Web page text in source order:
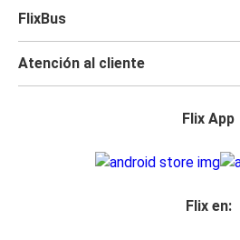
FlixBus
Atención al cliente
Flix App
Flix en: